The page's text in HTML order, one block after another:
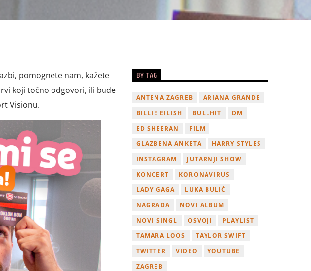
pomognete nam, kažete
koji točno odgovori, ili bude
Visionu.
BY TAG
ANTENA ZAGREB
ARIANA GRANDE
BILLIE EILISH
BULLHIT
DM
ED SHEERAN
FILM
GLAZBENA ANKETA
HARRY STYLES
INSTAGRAM
JUTARNJI SHOW
KONCERT
KORONAVIRUS
LADY GAGA
LUKA BULIĆ
NAGRADA
NOVI ALBUM
NOVI SINGL
OSVOJI
PLAYLIST
TAMARA LOOS
TAYLOR SWIFT
TWITTER
VIDEO
YOUTUBE
ZAGREB